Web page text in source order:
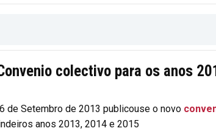
colectivo para os anos
de Setembro de 2013 publicouse o novo
anos 2013, 2014 e 2015